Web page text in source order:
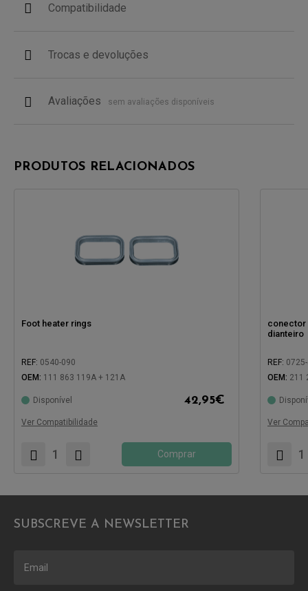
Compatibilidade
Trocas e devoluções
Avaliações sem avaliações disponíveis
PRODUTOS RELACIONADOS
Foot heater rings
REF: 0540-090
OEM: 111 863 119A + 121A
Disponível 42,95€
Ver Compatibilidade
Comprar
conector
dianteiro
REF:
OEM: 211
Ver
SUBSCREVE A NEWSLETTER